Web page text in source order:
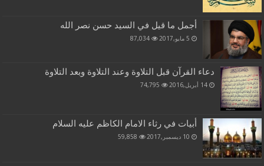
أجمل ما قيل في السيد حسن نصر الله
5 مايو,2017 87,034
دعاء القرآن قبل التلاوة وعند التلاوة وبعد التلاوة
14 أبريل,2016 74,795
أبيات في رثاء الامام الكاظم عليه السلام
10 ديسمبر,2017 59,858